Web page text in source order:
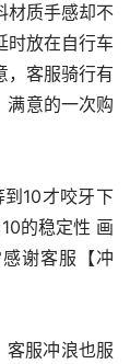
材质手感却不
时放在自行车
，客服骑行有
满意的一次购
的稳定性 画
谢客服【冲